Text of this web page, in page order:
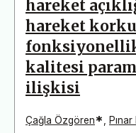
hareket
hareket
kalitesi
ilişkisi
Çağla Özgören*